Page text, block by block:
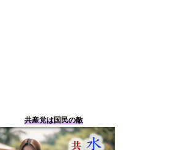
共産党は国民の敵